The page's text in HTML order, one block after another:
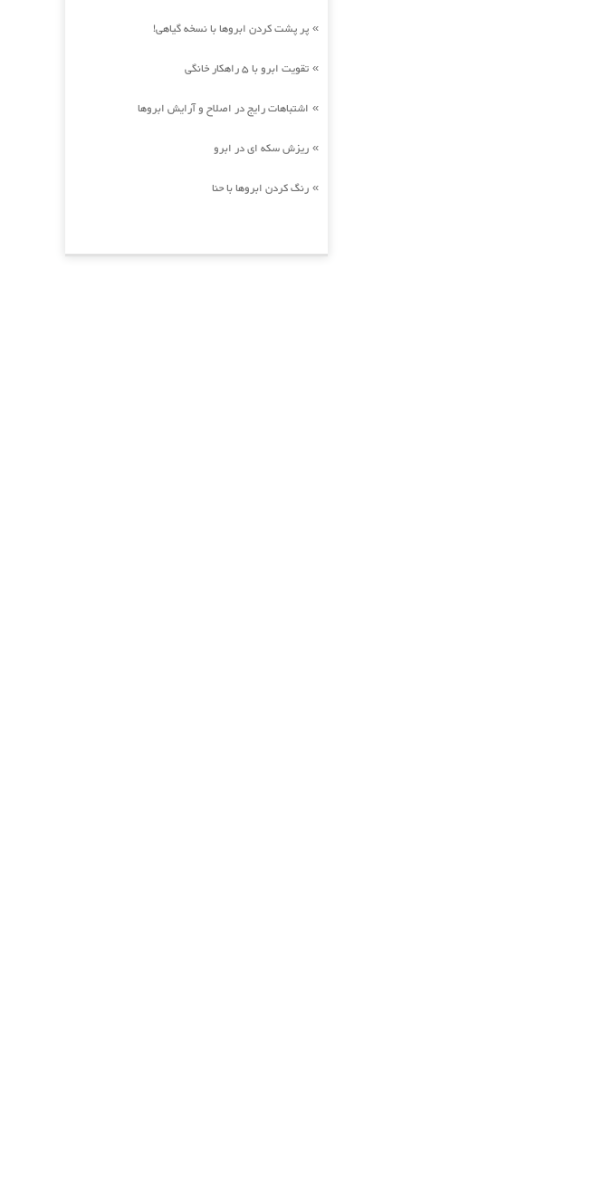
» پر پشت کردن ابروها با نسخه گیاهی!
» تقویت ابرو با 5 راهکار خانگی
» اشتباهات رایج در اصلاح و آرایش ابروها
» ریزش سکه ای در ابرو
» رنگ کردن ابروها با حنا